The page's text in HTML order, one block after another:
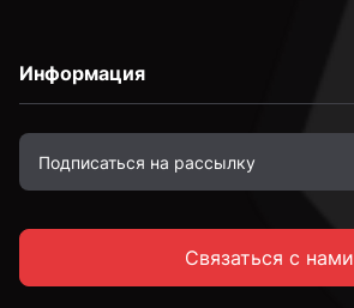
Информация
Связаться с нами